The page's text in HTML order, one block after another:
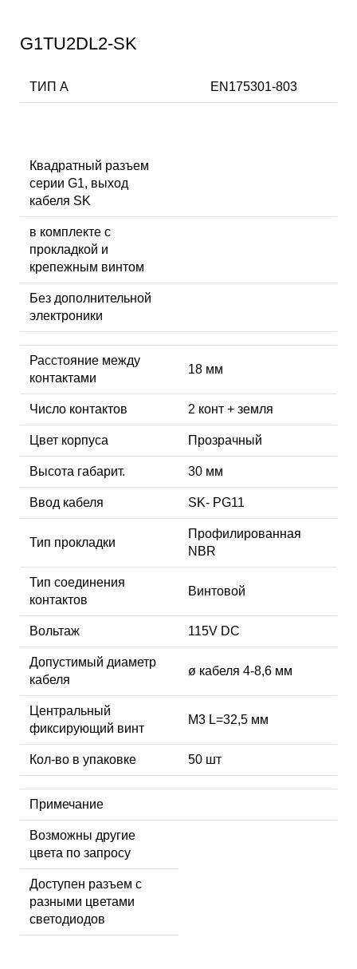
G1TU2DL2-SK
ТИП А EN175301-803
Квадратный разъем
серии G1, выход
кабеля SK
в комплекте с
прокладкой и
крепежным винтом
Без дополнительной
электроники
Расстояние между
контактами
18 мм
Число контактов 2 конт + земля
Цвет корпуса Прозрачный
Высота габарит. 30 мм
Ввод кабеля SK- PG11
Тип прокладки
Профилированная
NBR
Тип соединения
контактов
Винтовой
Вольтаж 115V DC
Допустимый диаметр
кабеля
ø кабеля 4-8,6 мм
Центральный
фиксирующий винт
М3 L=32,5 мм
Кол-во в упаковке 50 шт
Примечание
Возможны другие
цвета по запросу
Доступен разъем с
разными цветами
светодиодов